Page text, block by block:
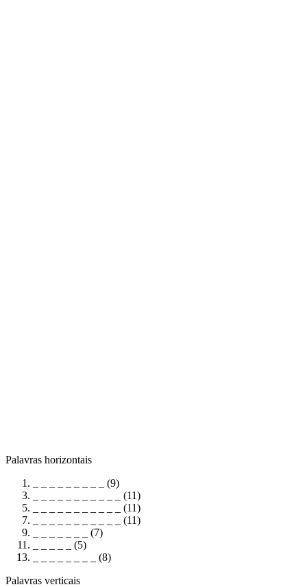
Palavras horizontais
_ _ _ _ _ _ _ _ _ (9)
_ _ _ _ _ _ _ _ _ _ _ (11)
_ _ _ _ _ _ _ _ _ _ _ (11)
_ _ _ _ _ _ _ _ _ _ _ (11)
_ _ _ _ _ _ _ (7)
_ _ _ _ _ (5)
_ _ _ _ _ _ _ _ (8)
Palavras verticais